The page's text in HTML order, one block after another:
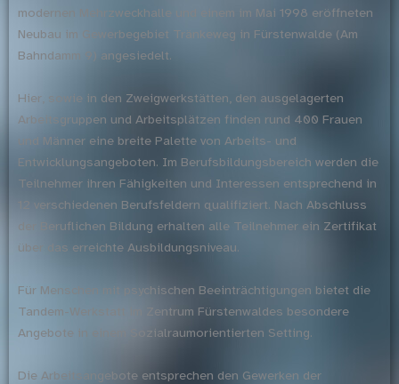
modernen Mehrzweckhalle und einem im Mai 1998 eröffneten
Neubau im Gewerbegebiet Tränkeweg in Fürstenwalde (Am
Bahndamm 9) angesiedelt.
Hier, sowie in den Zweigwerkstätten, den ausgelagerten
Arbeitsgruppen und Arbeitsplätzen finden rund 400 Frauen
und Männer eine breite Palette von Arbeits- und
Entwicklungsangeboten. Im Berufsbildungsbereich werden die
Teilnehmer ihren Fähigkeiten und Interessen entsprechend in
12 verschiedenen Berufsfeldern qualifiziert. Nach Abschluss
der Beruflichen Bildung erhalten alle Teilnehmer ein Zertifikat
über das erreichte Ausbildungsniveau.
Für Menschen mit psychischen Beeinträchtigungen bietet die
Tandem-Werkstatt im Zentrum Fürstenwaldes besondere
Angebote in einem Sozialraumorientierten Setting.
Die Arbeitsangebote entsprechen den Gewerken der